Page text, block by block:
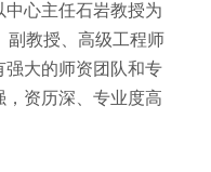
心主任石岩教授为
副教授、高级工程师
强大的师资团队和专
资历深、专业度高